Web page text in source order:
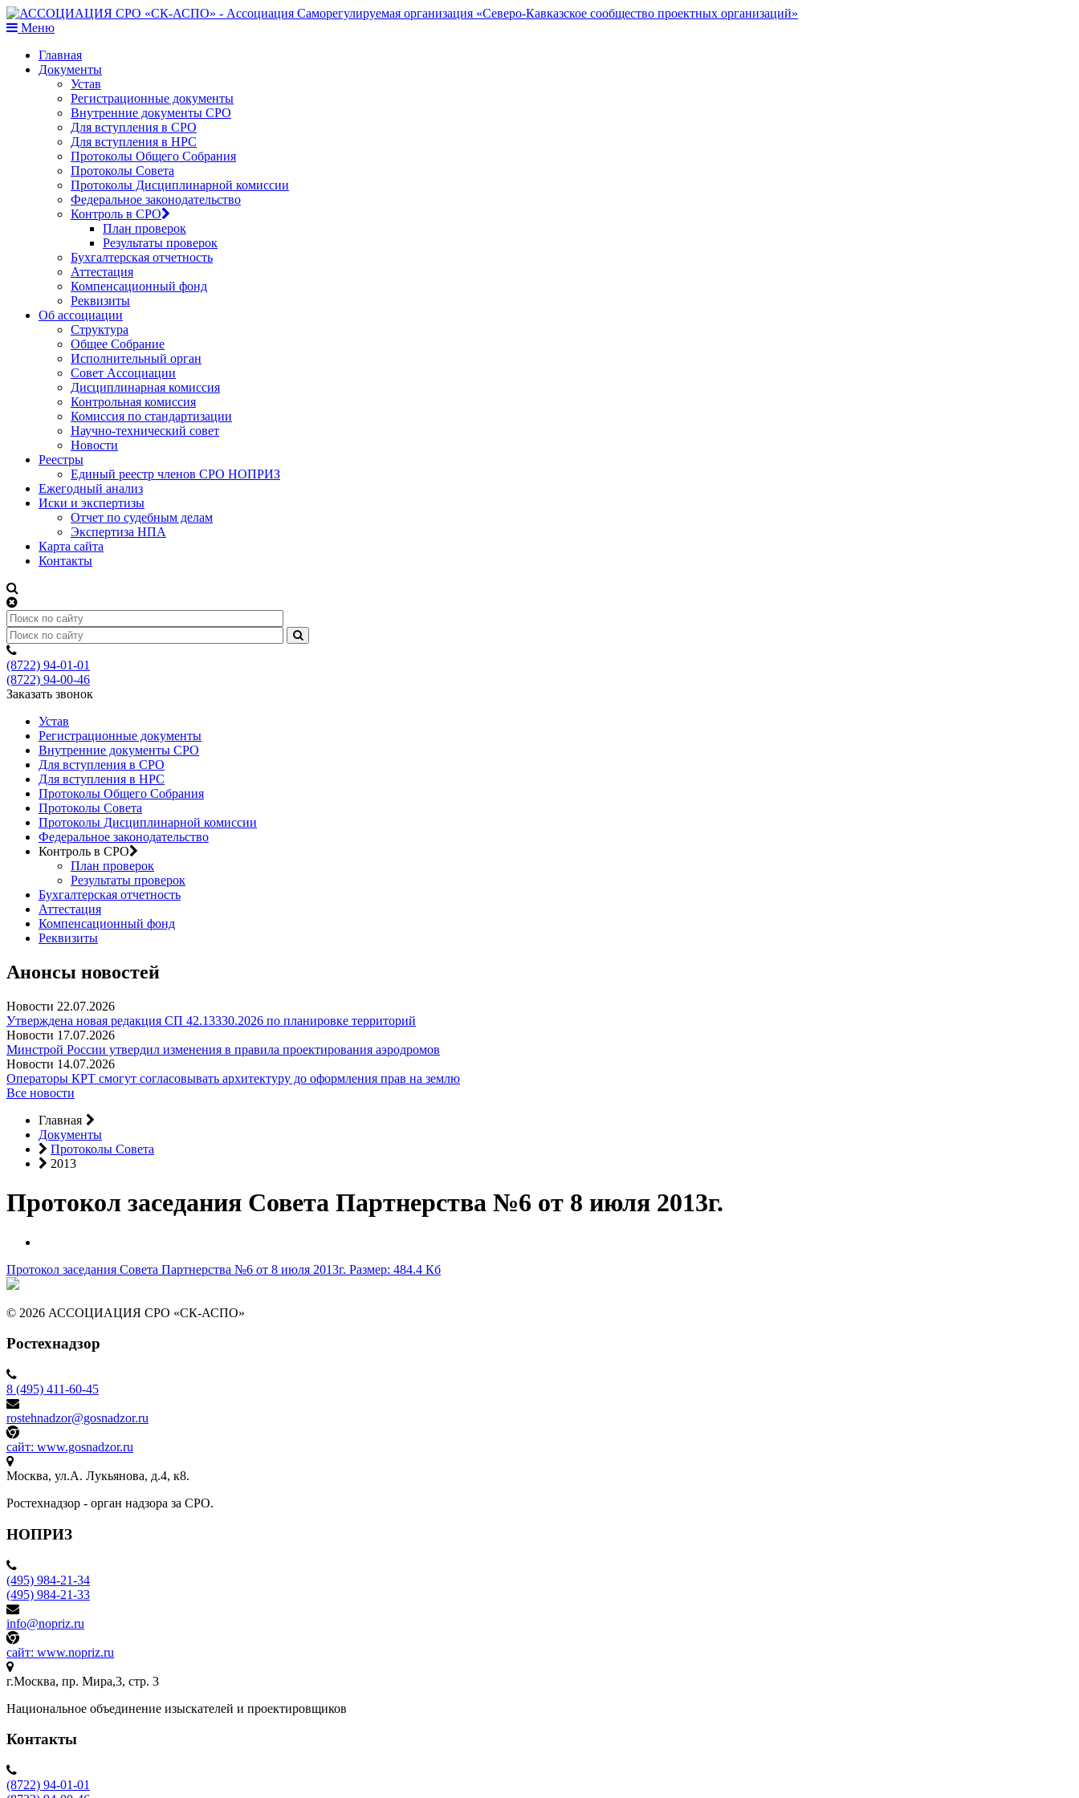
Меню
Главная
Документы
Устав
Регистрационные документы
Внутренние документы СРО
Для вступления в СРО
Для вступления в НРС
Протоколы Общего Собрания
Протоколы Совета
Протоколы Дисциплинарной комиссии
Федеральное законодательство
Контроль в СРО
План проверок
Результаты проверок
Бухгалтерская отчетность
Аттестация
Компенсационный фонд
Реквизиты
Об ассоциации
Структура
Общее Собрание
Исполнительный орган
Совет Ассоциации
Дисциплинарная комиссия
Контрольная комиссия
Комиссия по стандартизации
Научно-технический совет
Новости
Реестры
Единый реестр членов СРО НОПРИЗ
Ежегодный анализ
Иски и экспертизы
Отчет по судебным делам
Экспертиза НПА
Карта сайта
Контакты
(8722) 94-01-01
(8722) 94-00-46
Заказать звонок
Устав
Регистрационные документы
Внутренние документы СРО
Для вступления в СРО
Для вступления в НРС
Протоколы Общего Собрания
Протоколы Совета
Протоколы Дисциплинарной комиссии
Федеральное законодательство
Контроль в СРО
План проверок
Результаты проверок
Бухгалтерская отчетность
Аттестация
Компенсационный фонд
Реквизиты
Анонсы новостей
Новости 22.07.2026
Утверждена новая редакция СП 42.13330.2026 по планировке территорий
Новости 17.07.2026
Минстрой России утвердил изменения в правила проектирования аэродромов
Новости 14.07.2026
Операторы КРТ смогут согласовывать архитектуру до оформления прав на землю
Все новости
Главная
Документы
Протоколы Совета
2013
Протокол заседания Совета Партнерства №6 от 8 июля 2013г.
Протокол заседания Совета Партнерства №6 от 8 июля 2013г. Размер: 484.4 Кб
© 2026 АССОЦИАЦИЯ СРО «СК-АСПО»
Ростехнадзор
8 (495) 411-60-45
rostehnadzor@gosnadzor.ru
сайт: www.gosnadzor.ru
Москва, ул.А. Лукьянова, д.4, к8.
Ростехнадзор - орган надзора за СРО.
НОПРИЗ
(495) 984-21-34
(495) 984-21-33
info@nopriz.ru
сайт: www.nopriz.ru
г.Москва, пр. Мира,3, стр. 3
Национальное объединение изыскателей и проектировщиков
Контакты
(8722) 94-01-01